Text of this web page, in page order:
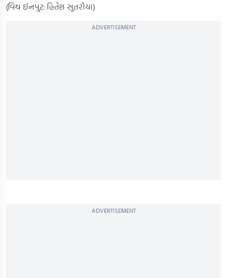
(વિથ ઈનપુટ: હિતેશ સુતરીયા)
ADVERTISEMENT
ADVERTISEMENT